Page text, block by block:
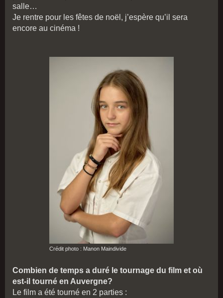
salle…
Je rentre pour les fêtes de noël, j’espère qu’il sera
encore au cinéma !
Crédit photo : Manon Maindivide
Combien de temps a duré le tournage du film et où
est-il tourné en Auvergne?
Le film a été tourné en 2 parties :